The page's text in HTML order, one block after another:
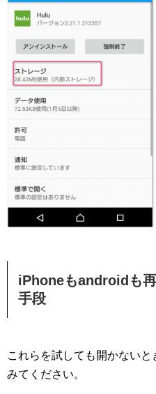
iPhoneもandroidも
手段
これらを試しても開かない
みてください。